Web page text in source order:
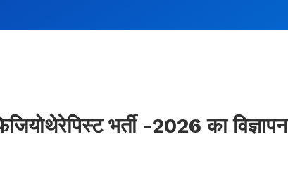
भर्ती -2026 का विज्ञापन